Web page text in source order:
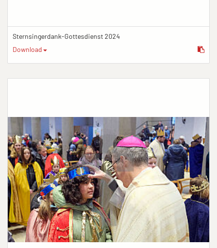
Sternsingerdank-Gottesdienst 2024
Download